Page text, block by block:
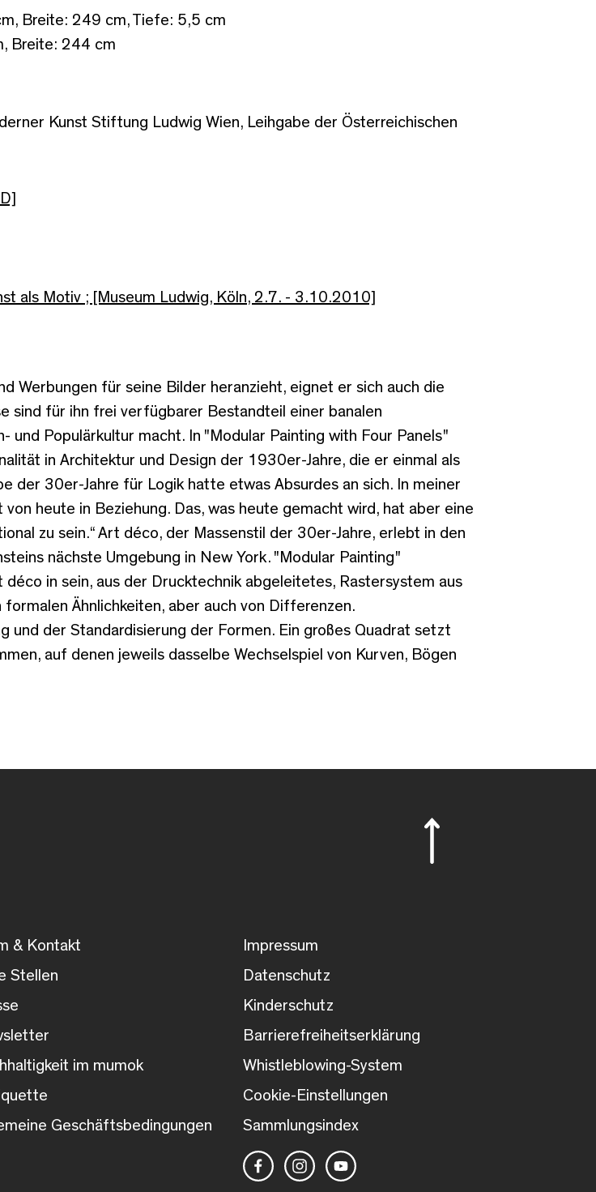
Breite: 249 cm, Tiefe: 5,5 cm
Breite: 244 cm
Kunst Stiftung Ludwig Wien, Leihgabe der Österreichischen
als Motiv ; [Museum Ludwig, Köln, 2.7. - 3.10.2010]
Werbungen für seine Bilder heranzieht, eignet er sich auch die
sind für ihn frei verfügbarer Bestandteil einer banalen
und Populärkultur macht. In "Modular Painting with Four Panels"
in Architektur und Design der 1930er-Jahre, die er einmal als
der 30er-Jahre für Logik hatte etwas Absurdes an sich. In meiner
heute in Beziehung. Das, was heute gemacht wird, hat aber eine
zu sein.“ Art déco, der Massenstil der 30er-Jahre, erlebt in den
nächste Umgebung in New York. "Modular Painting"
in sein, aus der Drucktechnik abgeleitetes, Rastersystem aus
Ähnlichkeiten, aber auch von Differenzen.
und der Standardisierung der Formen. Ein großes Quadrat setzt
auf denen jeweils dasselbe Wechselspiel von Kurven, Bögen
& Kontakt
Stellen
im mumok
Geschäftsbedingungen
Impressum
Datenschutz
Kinderschutz
Barrierefreiheitserklärung
Whistleblowing-System
Cookie-Einstellungen
Sammlungsindex